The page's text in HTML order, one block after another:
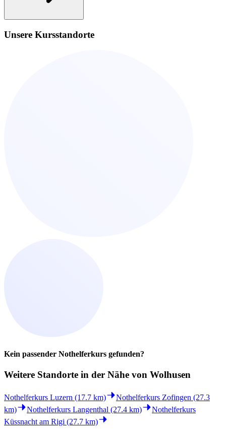
Unsere Kursstandorte
Kein passender Nothelferkurs gefunden?
Weitere Standorte in der Nähe von Wolhusen
Nothelferkurs Luzern (17.7 km)
Nothelferkurs Zofingen (27.3
km)
Nothelferkurs Langenthal (27.4 km)
Nothelferkurs
Küssnacht am Rigi (27.7 km)